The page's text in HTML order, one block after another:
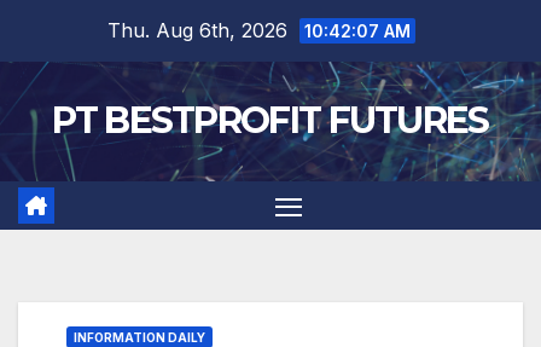
content
Thu. Aug 6th, 2026 10:42:08 AM
PT BESTPROFIT FUTURES
INFORMATION DAILY